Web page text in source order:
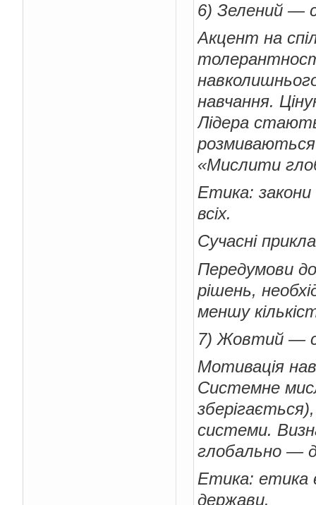
6) Зелений —
Акцент на
навчання.
Лідера
«Мислити
Етика: закони
всіх.
Сучасні
Передумови
рішень,
меншу
7) Жовтий —
Мотивація
Системне
системи.
глобально —
Етика: етика
держави.